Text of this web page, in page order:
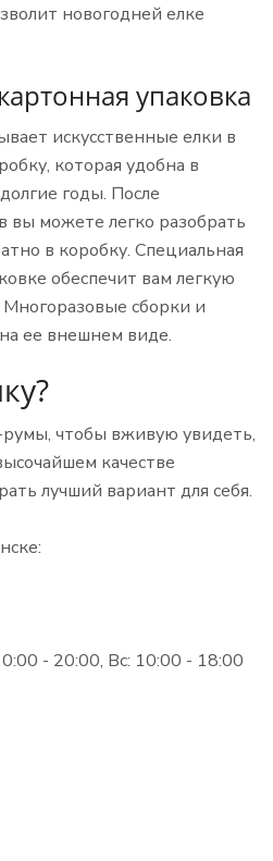
новогодней елке
упаковка
искусственные елки в
которая удобна в
годы. После
вы можете легко разобрать
в коробку. Специальная
обеспечит вам легкую
Многоразовые сборки и
ее внешнем виде.
чтобы вживую увидеть,
качестве
лучший вариант для себя.
- 20:00, Вс: 10:00 - 18:00